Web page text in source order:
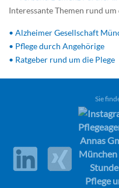
Interessante Themen rund
• Alzheimer Gesellschaft
• Pflege durch Angehörige
• Ratgeber rund um die Plege
Sie